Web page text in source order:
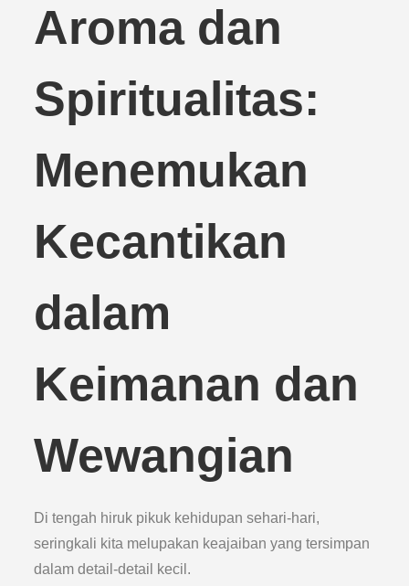
Aroma dan
Spiritualitas:
Menemukan
Kecantikan
dalam
Keimanan dan
Wewangian
Di tengah hiruk pikuk kehidupan sehari-hari,
seringkali kita melupakan keajaiban yang tersimpan
dalam detail-detail kecil.